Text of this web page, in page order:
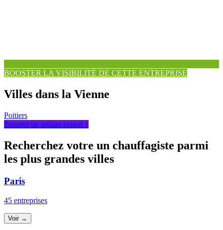
BOOSTER LA VISIBILITÉ DE CETTE ENTREPRISE
Villes dans la Vienne
Poitiers
Trouver un artisan expert ↑
Recherchez votre un chauffagiste parmi
les plus grandes villes
Paris
45 entreprises
Voir →